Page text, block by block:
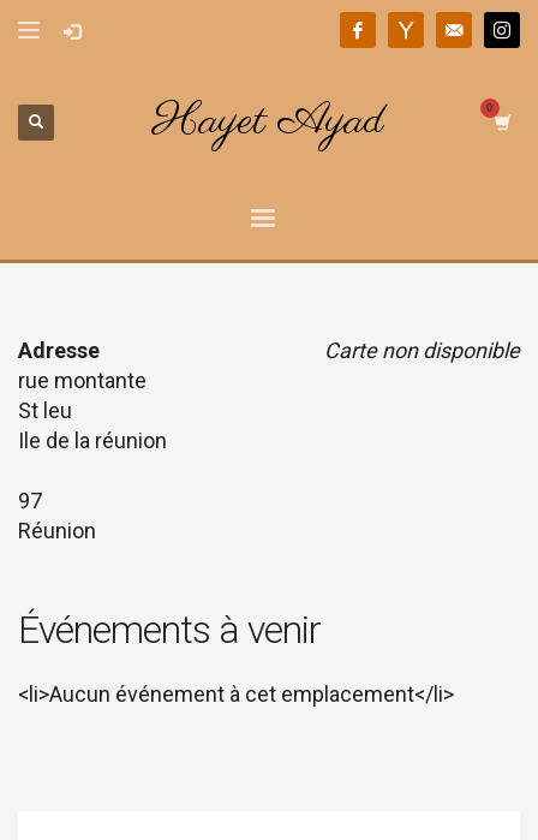
Hayet Ayad
Carte non disponible
Adresse
rue montante
St leu
Ile de la réunion
97
Réunion
Événements à venir
<li>Aucun événement à cet emplacement</li>